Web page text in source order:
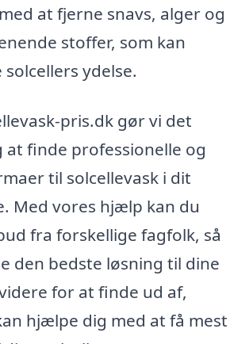
at fjerne snavs, alger og
stoffer, som kan
ydelse.
pris.dk gør vi det
at finde professionelle og
til solcellevask i dit
Med vores hjælp kan du
fra forskellige fagfolk, så
den bedste løsning til dine
for at finde ud af,
hjælpe dig med at få mest